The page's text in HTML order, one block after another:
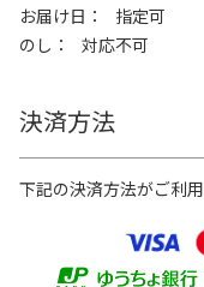
お届け日
指定可
のし
対応不可
決済方法
下記の決済方法がご利用